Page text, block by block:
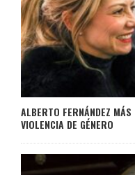
ALBERTO FERNÁNDEZ
VIOLENCIA DE GÉNERO